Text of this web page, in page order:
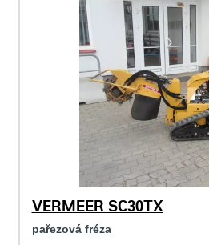
VERMEER SC30TX
pařezová fréza